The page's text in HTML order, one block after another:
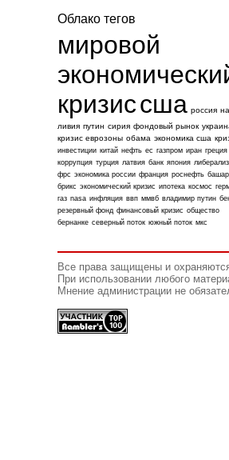
Облако тегов
мировой
кризиссша россия
ливия путин сирия фондовый рынок
кризис еврозоны обама экономика сша
инвестиции китай нефть ес газпром иран греция
коррупция турция латвия банк япония
фрс экономика россии франция роснефть
брикс экономический кризис ипотека космос
газ nasa инфляция ввп ммвб владимир путин
резервный фонд финансовый кризис общество
бернанке северный поток южный поток мкс
Все права защищены и
При использовании любого
Мнение администрации не